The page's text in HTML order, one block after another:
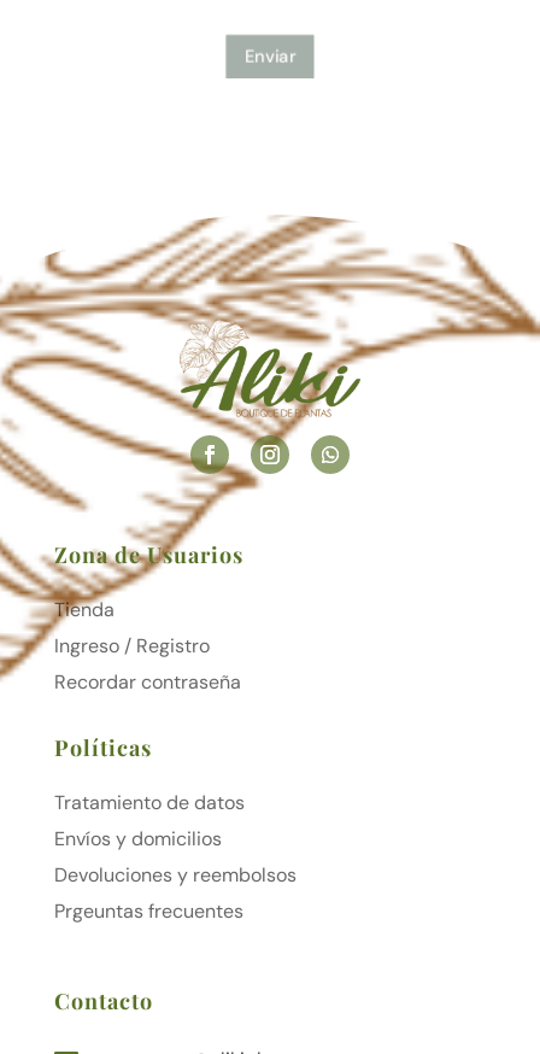
Enviar
Zona de Usuarios
Tienda
Ingreso / Registro
Recordar contraseña
Políticas
Tratamiento de datos
Envíos y domicilios
Devoluciones y reembolsos
Prgeuntas frecuentes
Contacto